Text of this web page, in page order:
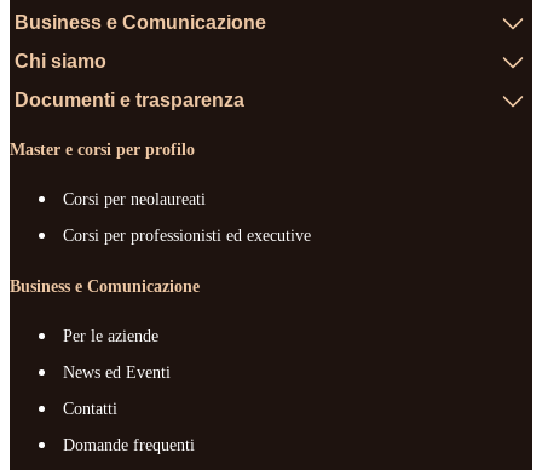
Business e Comunicazione
Chi siamo
Documenti e trasparenza
Master e corsi per profilo
Corsi per neolaureati
Corsi per professionisti ed executive
Business e Comunicazione
Per le aziende
News ed Eventi
Contatti
Domande frequenti